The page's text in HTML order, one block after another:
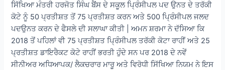
ਸਿੱਖਿਆ ਮੰਤਰੀ ਹਰਜੋਤ ਸਿੰਘ ਬੈਂਸ ਦੇ ਸਕੂਲ ਪ੍ਰਿੰਸੀਪਲ ਪਦ ਉਨਤ ਦੇ ਤਰੱਕੀ
ਕੋਟੇ ਨੂੰ 50 ਪ੍ਰਤੀਸ਼ਤ ਤੋਂ 75 ਪ੍ਰਤੀਸ਼ਤ ਕਰਨ ਅਤੇ 500 ਪ੍ਰਿੰਸੀਪਲ ਜਲਦ
ਪਦਉਨਤ ਕਰਨ ਦੇ ਫੈਸਲੇ ਦੀ ਸਲਾਘਾ ਕੀਤੀ | ਅਮਨ ਸ਼ਰਮਾ ਨੇ ਦੱਸਿਆ ਕਿ
2018 ਤੋਂ ਪਹਿਲਾਂ ਵੀ 75 ਪ੍ਰਤੀਸ਼ਤ ਪ੍ਰਿੰਸੀਪਲ ਤਰੱਕੀ ਕੋਟਾ ਰਾਹੀਂ ਅਤੇ 25
ਪ੍ਰਤੀਸ਼ਤ ਡਾਇਰੈਕਟ ਕੋਟੇ ਰਾਹੀਂ ਭਰਤੀ ਹੁੰਦੇ ਸਨ ਪਰ 2018 ਦੇ ਨਵੇਂ
ਸੀਨੀਅਰ ਅਧਿਆਪਕ/ ਲੈਕਚਰਾਰ ਮਾਰੂ ਅਤੇ ਵਿਰੋਧੀ ਸਿੱਖਿਆ ਨਿਯਮ ਨੇ ਇਸ